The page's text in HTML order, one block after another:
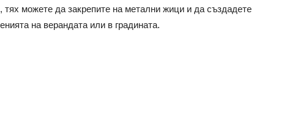
тях можете да закрепите на метални жици и да създадете
на верандата или в градината.